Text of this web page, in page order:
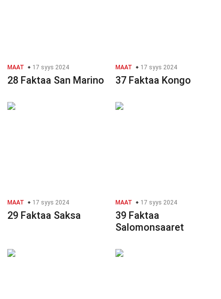
MAAT 17 syys 2024
28 Faktaa San Marino
MAAT 17 syys 2024
37 Faktaa Kongo
MAAT 17 syys 2024
29 Faktaa Saksa
MAAT 17 syys 2024
39 Faktaa
Salomonsaaret